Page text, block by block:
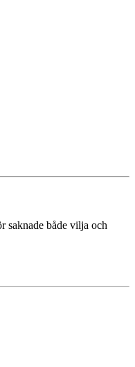
saknade både vilja och